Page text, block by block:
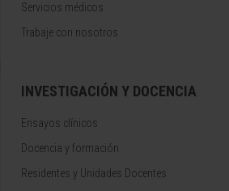
Servicios médicos
Trabaje con nosotros
INVESTIGACIÓN Y DOCENCIA
Ensayos clínicos
Docencia y formación
Residentes y Unidades Docentes